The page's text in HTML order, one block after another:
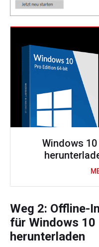
Windows
Weg 2: Offline-
für Windows 10
herunterladen